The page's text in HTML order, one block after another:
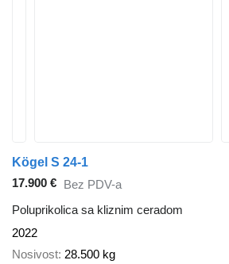
Kögel S 24-1
17.900 € Bez PDV-a
Poluprikolica sa kliznim ceradom
2022
Nosivost 28.500 kg